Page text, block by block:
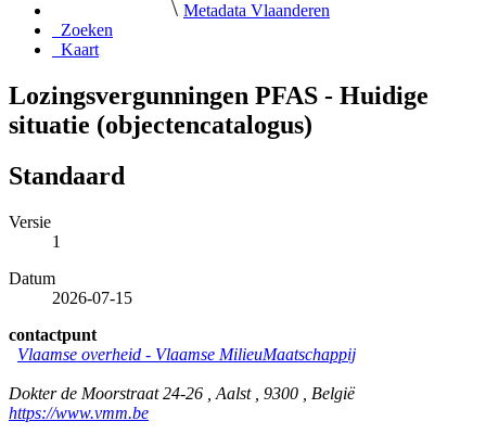
Metadata Vlaanderen
Zoeken
Kaart
Lozingsvergunningen PFAS - Huidige
situatie (objectencatalogus)
Standaard
Versie
1
Datum
2026-07-15
contactpunt
Vlaamse overheid - Vlaamse MilieuMaatschappij
Dokter de Moorstraat 24-26 , Aalst , 9300 , België
https://www.vmm.be